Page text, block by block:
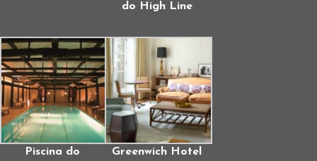
do High Line
Piscina do
Greenwich Hotel